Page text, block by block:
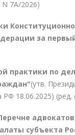
N 7А/2026)
за
практики по
(утв.
РФ 18.06.2025) (ред.
субъекта